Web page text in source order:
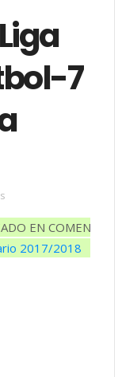
7
EN
2017/2018